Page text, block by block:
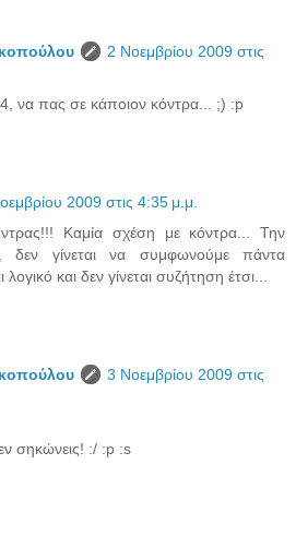
2 Νοεμβρίου 2009 στις
να πας σε κάποιον κόντρα... ;) :p
2009 στις 4:35 μ.μ.
Καμία σχέση με κόντρα... Την
γίνεται να συμφωνούμε πάντα
και δεν γίνεται συζήτηση έτσι...
3 Νοεμβρίου 2009 στις
σηκώνεις! :/ :p :s